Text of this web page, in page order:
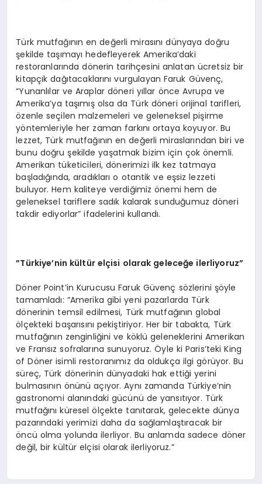
Türk mutfağının en değerli mirasını dünyaya doğru
şekilde taşımayı hedefleyerek Amerika’daki
restoranlarında dönerin tarihçesini anlatan ücretsiz bir
kitapçık dağıtacaklarını vurgulayan Faruk Güvenç,
“Yunanlılar ve Araplar döneri yıllar önce Avrupa ve
Amerika’ya taşımış olsa da Türk döneri orijinal tarifleri,
özenle seçilen malzemeleri ve geleneksel pişirme
yöntemleriyle her zaman farkını ortaya koyuyor. Bu
lezzet, Türk mutfağının en değerli miraslarından biri ve
bunu doğru şekilde yaşatmak bizim için çok önemli.
Amerikan tüketicileri, dönerimizi ilk kez tatmaya
başladığında, aradıkları o otantik ve eşsiz lezzeti
buluyor. Hem kaliteye verdiğimiz önemi hem de
geleneksel tariflere sadık kalarak sunduğumuz döneri
takdir ediyorlar” ifadelerini kullandı.
”Türkiye’nin kültür elçisi olarak geleceğe ilerliyoruz”
Döner Point’in Kurucusu Faruk Güvenç sözlerini şöyle
tamamladı: “Amerika gibi yeni pazarlarda Türk
dönerinin temsil edilmesi, Türk mutfağının global
ölçekteki başarısını pekiştiriyor. Her bir tabakta, Türk
mutfağının zenginliğini ve köklü geleneklerini Amerikan
ve Fransız sofralarına sunuyoruz. Öyle ki Paris’teki King
of Döner isimli restoranımız da oldukça ilgi görüyor. Bu
süreç, Türk dönerinin dünyadaki hak ettiği yerini
bulmasının önünü açıyor. Aynı zamanda Türkiye’nin
gastronomi alanındaki gücünü de yansıtıyor. Türk
mutfağını küresel ölçekte tanıtarak, gelecekte dünya
pazarındaki yerimizi daha da sağlamlaştıracak bir
öncü olma yolunda ilerliyor. Bu anlamda sadece döner
değil, bir kültür elçisi olarak ilerliyoruz.”